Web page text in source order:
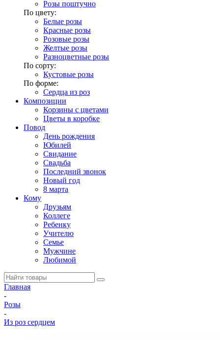
Розы поштучно
По цвету:
Белые розы
Красные розы
Розовые розы
Желтые розы
Разноцветные розы
По сорту:
Кустовые розы
По форме:
Сердца из роз
Композиции
Корзины с цветами
Цветы в коробке
Повод
День рождения
Юбилей
Свидание
Свадьба
Последний звонок
Новый год
8 марта
Кому
Друзьям
Коллеге
Ребенку
Учителю
Семье
Мужчине
Любимой
Главная
-
Розы
-
Из роз сердцем